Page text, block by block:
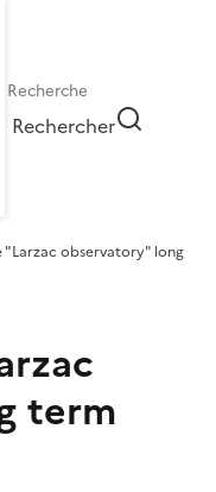
Rechercher
observatory" long
term